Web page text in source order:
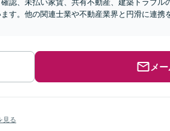
確認、未払い家賃、共有不動産、建築トラブ
す。他の関連士業や不動産業界と円滑に連携
メ
見る